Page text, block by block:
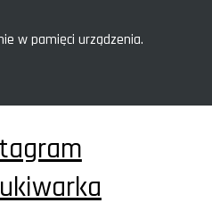
w pamięci urządzenia.